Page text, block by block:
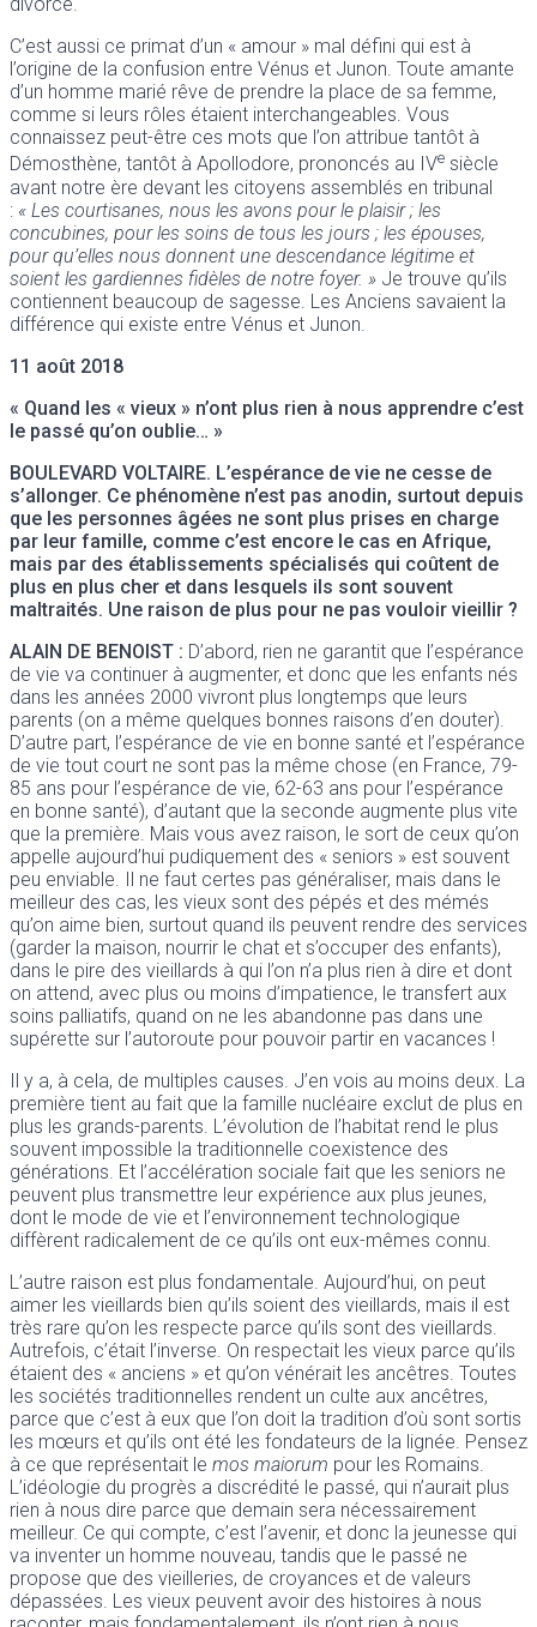
divorce.
C’est aussi ce primat d’un « amour » mal défini qui est à
l’origine de la confusion entre Vénus et Junon. Toute amante
d’un homme marié rêve de prendre la place de sa femme,
comme si leurs rôles étaient interchangeables. Vous
connaissez peut-être ces mots que l’on attribue tantôt à
Démosthène, tantôt à Apollodore, prononcés au IVe siècle
avant notre ère devant les citoyens assemblés en tribunal
: « Les courtisanes, nous les avons pour le plaisir ; les
concubines, pour les soins de tous les jours ; les épouses,
pour qu’elles nous donnent une descendance légitime et
soient les gardiennes fidèles de notre foyer. » Je trouve qu’ils
contiennent beaucoup de sagesse. Les Anciens savaient la
différence qui existe entre Vénus et Junon.
11 août 2018
« Quand les « vieux » n’ont plus rien à nous apprendre c’est
le passé qu’on oublie… »
BOULEVARD VOLTAIRE. L’espérance de vie ne cesse de
s’allonger. Ce phénomène n’est pas anodin, surtout depuis
que les personnes âgées ne sont plus prises en charge
par leur famille, comme c’est encore le cas en Afrique,
mais par des établissements spécialisés qui coûtent de
plus en plus cher et dans lesquels ils sont souvent
maltraités. Une raison de plus pour ne pas vouloir vieillir ?
ALAIN DE BENOIST : D’abord, rien ne garantit que l’espérance
de vie va continuer à augmenter, et donc que les enfants nés
dans les années 2000 vivront plus longtemps que leurs
parents (on a même quelques bonnes raisons d’en douter).
D’autre part, l’espérance de vie en bonne santé et l’espérance
de vie tout court ne sont pas la même chose (en France, 79-
85 ans pour l’espérance de vie, 62-63 ans pour l’espérance
en bonne santé), d’autant que la seconde augmente plus vite
que la première. Mais vous avez raison, le sort de ceux qu’on
appelle aujourd’hui pudiquement des « seniors » est souvent
peu enviable. Il ne faut certes pas généraliser, mais dans le
meilleur des cas, les vieux sont des pépés et des mémés
qu’on aime bien, surtout quand ils peuvent rendre des services
(garder la maison, nourrir le chat et s’occuper des enfants),
dans le pire des vieillards à qui l’on n’a plus rien à dire et dont
on attend, avec plus ou moins d’impatience, le transfert aux
soins palliatifs, quand on ne les abandonne pas dans une
supérette sur l’autoroute pour pouvoir partir en vacances !
Il y a, à cela, de multiples causes. J’en vois au moins deux. La
première tient au fait que la famille nucléaire exclut de plus en
plus les grands-parents. L’évolution de l’habitat rend le plus
souvent impossible la traditionnelle coexistence des
générations. Et l’accélération sociale fait que les seniors ne
peuvent plus transmettre leur expérience aux plus jeunes,
dont le mode de vie et l’environnement technologique
diffèrent radicalement de ce qu’ils ont eux-mêmes connu.
L’autre raison est plus fondamentale. Aujourd’hui, on peut
aimer les vieillards bien qu’ils soient des vieillards, mais il est
très rare qu’on les respecte parce qu’ils sont des vieillards.
Autrefois, c’était l’inverse. On respectait les vieux parce qu’ils
étaient des « anciens » et qu’on vénérait les ancêtres. Toutes
les sociétés traditionnelles rendent un culte aux ancêtres,
parce que c’est à eux que l’on doit la tradition d’où sont sortis
les mœurs et qu’ils ont été les fondateurs de la lignée. Pensez
à ce que représentait le mos maiorum pour les Romains.
L’idéologie du progrès a discrédité le passé, qui n’aurait plus
rien à nous dire parce que demain sera nécessairement
meilleur. Ce qui compte, c’est l’avenir, et donc la jeunesse qui
va inventer un homme nouveau, tandis que le passé ne
propose que des vieilleries, de croyances et de valeurs
dépassées. Les vieux peuvent avoir des histoires à nous